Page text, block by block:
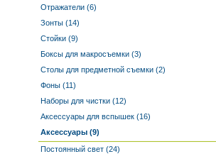
Отражатели (6)
Зонты (14)
Стойки (9)
Боксы для макросъемки (3)
Столы для предметной съемки (2)
Фоны (11)
Наборы для чистки (12)
Аксессуары для вспышек (16)
Аксессуары (9)
Постоянный свет (24)